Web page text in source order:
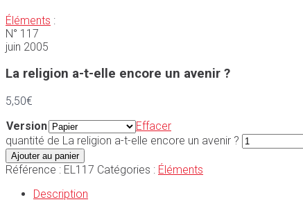
Éléments :
N° 117
juin 2005
La religion a-t-elle encore un avenir ?
5,50€
Version
Effacer
quantité de La religion a-t-elle encore un avenir ?
Ajouter au panier
Référence : EL117 Catégories : Éléments
Description